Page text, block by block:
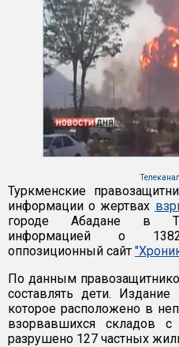
Туркменские
информации о жертвах
городе Абадане в
информацией о
оппозиционный сайт
По данным
составлять дети.
которое расположено в
взорвавшихся складов с
разрушено 127 частных